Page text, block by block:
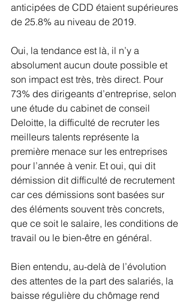
anticipées de CDD étaient supérieures
de 25.8% au niveau de 2019.
Oui, la tendance est là, il n’y a
absolument aucun doute possible et
son impact est très, très direct. Pour
73% des dirigeants d’entreprise, selon
une étude du cabinet de conseil
Deloitte, la difficulté de recruter les
meilleurs talents représente la
première menace sur les entreprises
pour l’année à venir. Et oui, qui dit
démission dit difficulté de recrutement
car ces démissions sont basées sur
des éléments souvent très concrets,
que ce soit le salaire, les conditions de
travail ou le bien-être en général.
Bien entendu, au-delà de l’évolution
des attentes de la part des salariés, la
baisse régulière du chômage rend